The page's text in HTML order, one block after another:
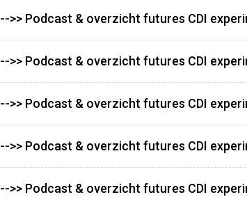
-->> Podcast & overzicht futures CDI
-->> Podcast & overzicht futures CDI
-->> Podcast & overzicht futures CDI
-->> Podcast & overzicht futures CDI
-->> Podcast & overzicht futures CDI